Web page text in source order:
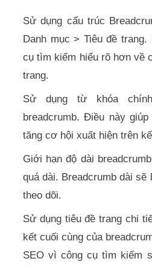
Sử dụng cấu trúc
Danh mục > Tiêu đề
cụ tìm kiếm hiểu rõ hơn về
trang.
Sử dụng từ khóa
breadcrumb. Điều này
tăng cơ hội xuất hiện trên
Giới hạn độ dài
quá dài. Breadcrumb dài
theo dõi.
Sử dụng tiêu đề trang chi
kết cuối cùng của
SEO vì công cụ tìm kiếm